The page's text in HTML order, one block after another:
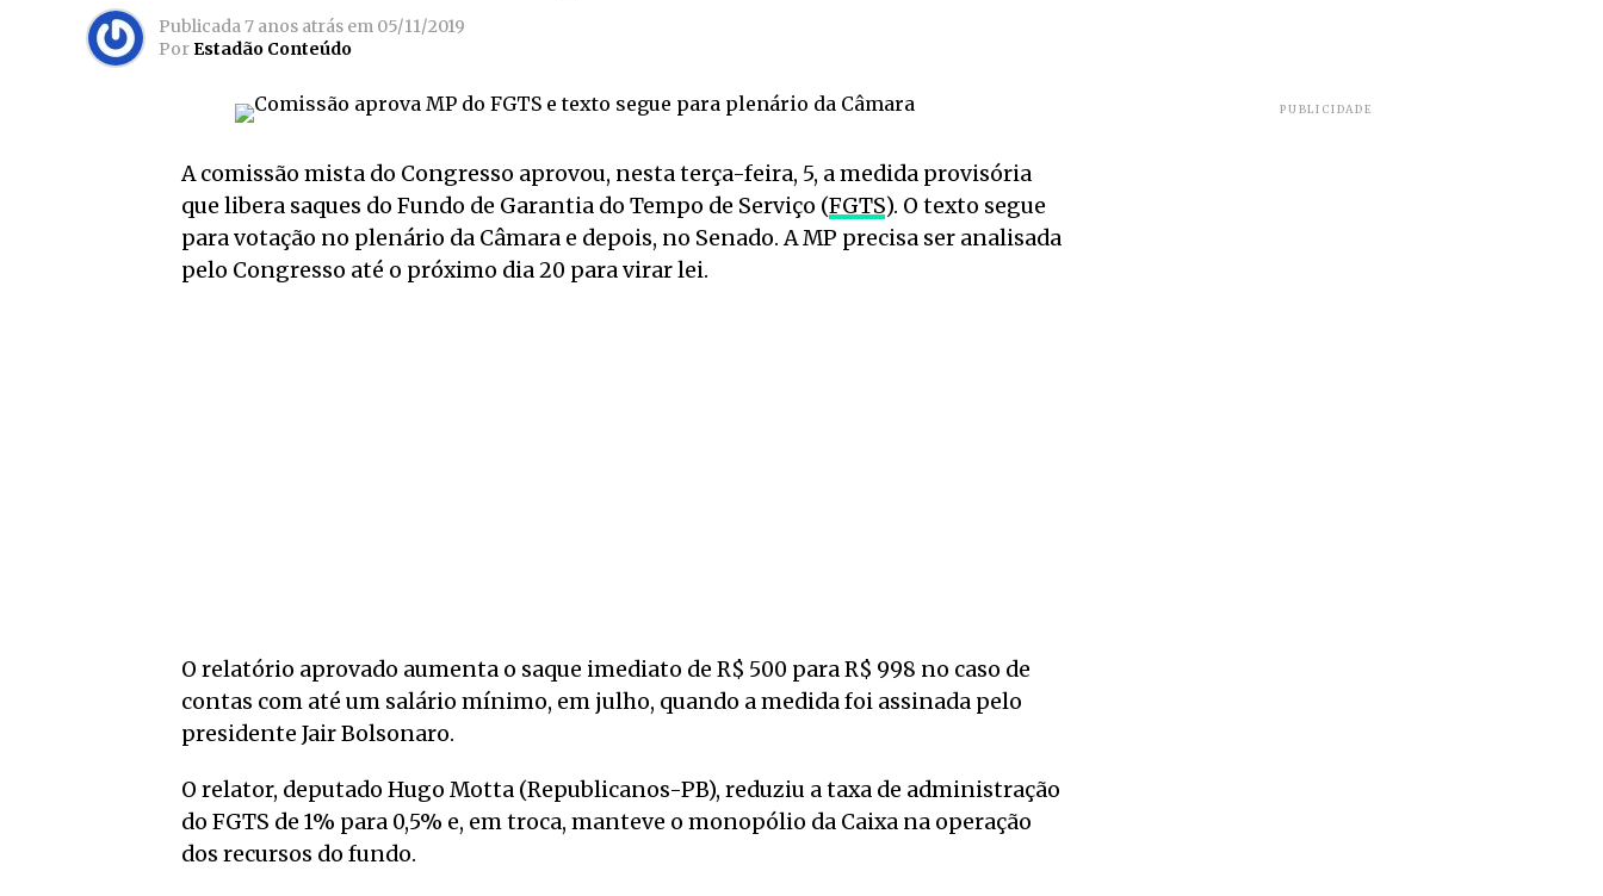
Publicada7 anos atrás em 05/11/2019
PorEstadão Conteúdo
A comissão mista do Congresso aprovou, nesta terça-feira, 5, a medida provisória
que libera saques do Fundo de Garantia do Tempo de Serviço (FGTS). O texto segue
para votação no plenário da Câmara e depois, no Senado. A MP precisa ser analisada
pelo Congresso até o próximo dia 20 para virar lei.
O relatório aprovado aumenta o saque imediato de R$ 500 para R$ 998 no caso de
contas com até um salário mínimo, em julho, quando a medida foi assinada pelo
presidente Jair Bolsonaro.
O relator, deputado Hugo Motta (Republicanos-PB), reduziu a taxa de administração
do FGTS de 1% para 0,5% e, em troca, manteve o monopólio da Caixa na operação
dos recursos do fundo.
PUBLICIDADE